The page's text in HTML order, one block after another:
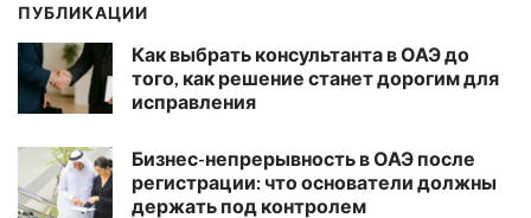
ПУБЛИКАЦИИ
Как выбрать консультанта в ОАЭ до
того, как решение станет дорогим для
исправления
Бизнес-непрерывность в ОАЭ после
регистрации: что основатели должны
держать под контролем